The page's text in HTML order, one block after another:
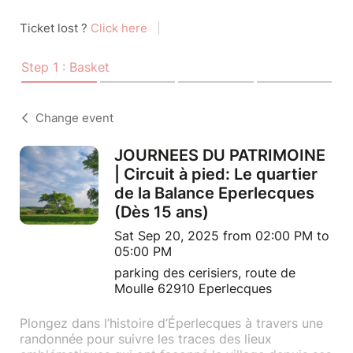
Ticket lost ? Click here
Step 1 : Basket
Change event
JOURNEES DU PATRIMOINE
| Circuit à pied: Le quartier
de la Balance Eperlecques
(Dès 15 ans)
Sat Sep 20, 2025 from 02:00 PM to
05:00 PM
parking des cerisiers, route de
Moulle 62910 Eperlecques
Plongez dans l’histoire d’Éperlecques à travers une
randonnée pour suivre les traces des lieux